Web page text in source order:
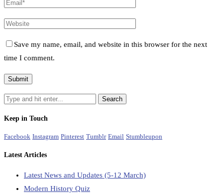
Save my name, email, and website in this browser for the next
time I comment.
Keep in Touch
Facebook Instagram Pinterest Tumblr Email Stumbleupon
Latest Articles
Latest News and Updates (5-12 March)
Modern History Quiz